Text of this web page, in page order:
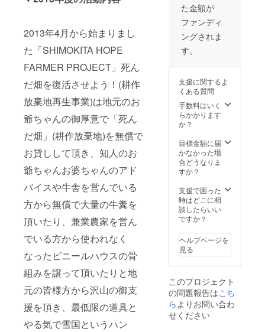
2013年4月から始まりまし
た「SHIMOKITA HOPE
FARMER PROJECT」死ん
だ畑を復活させよう！(耕作
放棄地再生事業)は地元のお
爺ちゃんの御厚意で「死ん
だ畑」(耕作放棄地)を無償で
お貸しして頂き、知人のお
爺ちゃんお婆ちゃんのアド
バイスや牛舎を営んでいる
方から無償で大量の牛糞を
頂いたり、兼業農家を営ん
でいる方から使われなく
なったビニールハウスの骨
組みを譲って頂いたりと地
元の皆様方から沢山の御支
援を頂き、最低限の道具と
やる気で雪国というハン
た金額が
ファンディ
ングされま
す。
支援に関するよ
くある質問
手数料はいく
らかかります
か？
目標金額に届
かなかった場
合どうなりま
すか？
支援で困った
時はどこに相
談したらいい
ですか？
ヘルプページを
見る
このプロジェクト
の問題報告はこち
らよりお問い合わ
せください